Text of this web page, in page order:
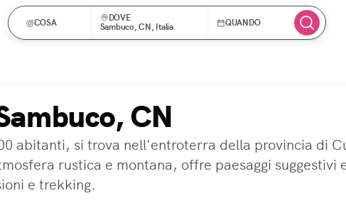
COSA
DOVE
Sambuco, CN, Italia
QUANDO
CN
abitanti, si trova nell'entroterra della provincia di
rustica e montana, offre paesaggi suggestivi
e trekking.